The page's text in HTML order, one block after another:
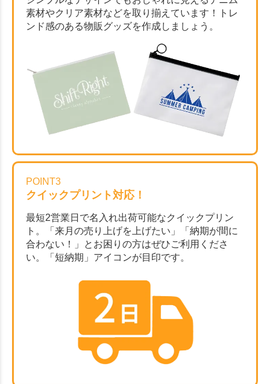
素材やクリア素材などを取り揃えています！トレ
ンド感のある物販グッズを作成しましょう。
POINT3
クイックプリント対応！
最短2営業日で名入れ出荷可能なクイックプリン
ト。「来月の売り上げを上げたい」「納期が間に
合わない！」とお困りの方はぜひご利用くださ
い。「短納期」アイコンが目印です。